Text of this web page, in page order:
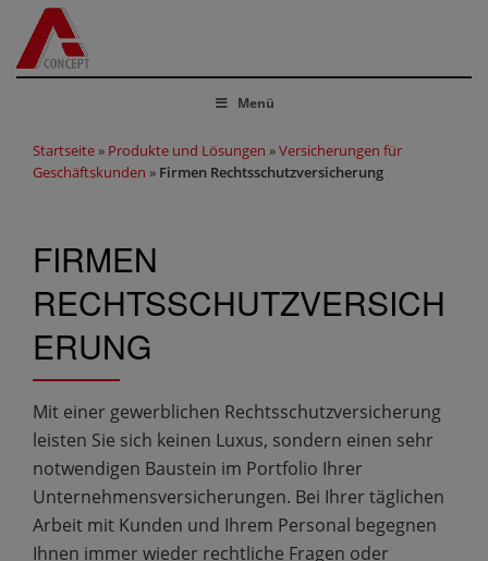
Menü
Startseite » Produkte und Lösungen »Versicherungen für
Geschäftskunden » Firmen Rechtsschutzversicherung
FIRMEN
RECHTSSCHUTZVERSICH
ERUNG
Mit einer gewerblichen Rechtsschutzversicherung
leisten Sie sich keinen Luxus, sondern einen sehr
notwendigen Baustein im Portfolio Ihrer
Unternehmensversicherungen. Bei Ihrer täglichen
Arbeit mit Kunden und Ihrem Personal begegnen
Ihnen immer wieder rechtliche Fragen oder